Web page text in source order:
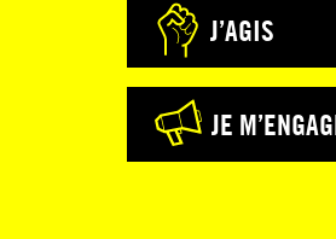
J’AGIS
JE